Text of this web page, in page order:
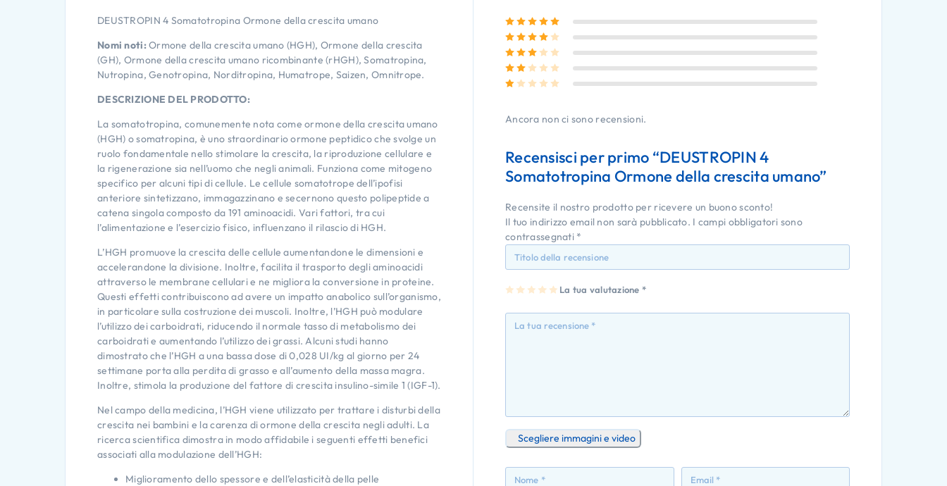
DEUSTROPIN 4 Somatotropina Ormone della crescita umano
Nomi noti:Ormone della crescita umano (HGH), Ormone della crescita
(GH), Ormone della crescita umano ricombinante (rHGH), Somatropina,
Nutropina, Genotropina, Norditropina, Humatrope, Saizen, Omnitrope.
DESCRIZIONE DEL PRODOTTO:
La somatotropina, comunemente nota come ormone della crescita umano
(HGH) o somatropina, è uno straordinario ormone peptidico che svolge un
ruolo fondamentale nello stimolare la crescita, la riproduzione cellulare e
la rigenerazione sia nell’uomo che negli animali. Funziona come mitogeno
specifico per alcuni tipi di cellule. Le cellule somatotrope dell’ipofisi
anteriore sintetizzano, immagazzinano e secernono questo polipeptide a
catena singola composto da 191 aminoacidi. Vari fattori, tra cui
l’alimentazione e l’esercizio fisico, influenzano il rilascio di HGH.
L’HGH promuove la crescita delle cellule aumentandone le dimensioni e
accelerandone la divisione. Inoltre, facilita il trasporto degli aminoacidi
attraverso le membrane cellulari e ne migliora la conversione in proteine.
Questi effetti contribuiscono ad avere un impatto anabolico sull’organismo,
in particolare sulla costruzione dei muscoli. Inoltre, l’HGH può modulare
l’utilizzo dei carboidrati, riducendo il normale tasso di metabolismo dei
carboidrati e aumentando l’utilizzo dei grassi. Alcuni studi hanno
dimostrato che l’HGH a una bassa dose di 0,028 UI/kg al giorno per 24
settimane porta alla perdita di grasso e all’aumento della massa magra.
Inoltre, stimola la produzione del fattore di crescita insulino-simile 1 (IGF-1).
Nel campo della medicina, l’HGH viene utilizzato per trattare i disturbi della
crescita nei bambini e la carenza di ormone della crescita negli adulti. La
ricerca scientifica dimostra in modo affidabile i seguenti effetti benefici
associati alla modulazione dell’HGH:
Miglioramento dello spessore e dell’elasticità della pelle
Valutato5su 5
Valutato4su 5
Valutato3su 5
Valutato
2su 5
Valutato1 su 5
Ancora non ci sono recensioni.
Recensisci per primo “DEUSTROPIN 4
Somatotropina Ormone della crescita umano”
Recensite il nostro prodotto per ricevere un buono sconto!
Il tuo indirizzo email non sarà pubblicato. I campi obbligatori sono
contrassegnati *
La tua valutazione *
1
st
a
2
e
su
5
3
st
e
su
5
4
e
su
5
5
st
e
su
5
Scegliere immagini e video